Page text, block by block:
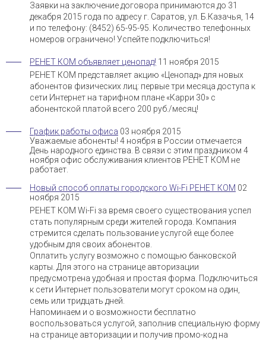
Заявки на заключение договора принимаются до 31
декабря 2015 года по адресу г. Саратов, ул. Б.Казачья, 14
и по телефону: (8452) 65-95-95. Количество телефонных
номеров ограничено! Успейте подключиться!
РЕНЕТ КОМ объявляет ценопад! 11 ноября 2015
РЕНЕТ КОМ представляет акцию «Ценопад» для новых
абонентов физических лиц: первые три месяца доступа к
сети Интернет на тарифном плане «Карри 30» с
абонентской платой всего 200 руб./месяц!
График работы офиса 03 ноября 2015
Уважаемые абоненты! 4 ноября в России отмечается
День народного единства. В связи с этим праздником 4
ноября офис обслуживания клиентов РЕНЕТ КОМ не
работает.
Новый способ оплаты городского Wi-Fi РЕНЕТ КОМ 02
ноября 2015
РЕНЕТ КОМ Wi-Fi за время своего существования успел
стать популярным среди жителей города. Компания
стремится сделать пользование услугой еще более
удобным для своих абонентов.
Оплатить услугу возможно с помощью банковской
карты. Для этого на странице авторизации
предусмотрена удобная и простая форма. Подключиться
к сети Интернет пользователи могут сроком на один,
семь или тридцать дней.
Напоминаем и о возможности бесплатно
воспользоваться услугой, заполнив специальную форму
на странице авторизации и получив промо-код на